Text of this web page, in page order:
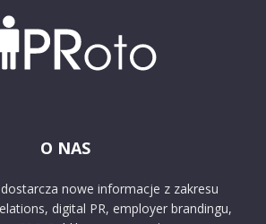
O NAS
nowe informacje z zakresu
digital PR, employer brandingu,